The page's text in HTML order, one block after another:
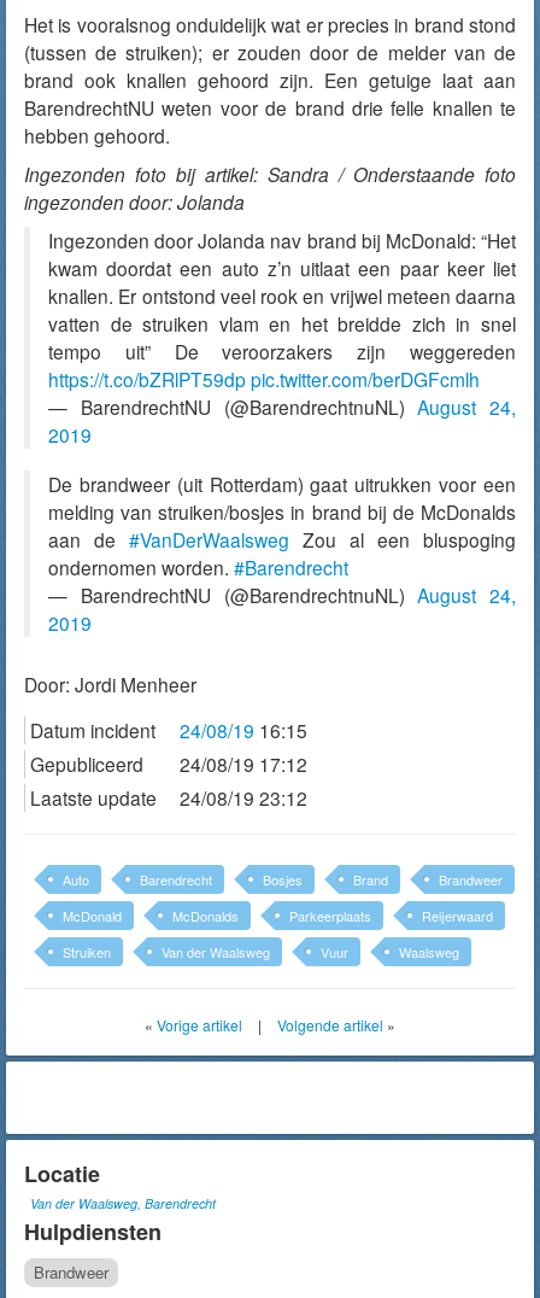
Het is vooralsnog onduidelijk wat er precies in brand stond
(tussen de struiken); er zouden door de melder van de
brand ook knallen gehoord zijn. Een getuige laat aan
BarendrechtNU weten voor de brand drie felle knallen te
hebben gehoord.
Ingezonden foto bij artikel: Sandra / Onderstaande foto
ingezonden door: Jolanda
Ingezonden door Jolanda nav brand bij McDonald: “Het
kwam doordat een auto z’n uitlaat een paar keer liet
knallen. Er ontstond veel rook en vrijwel meteen daarna
vatten de struiken vlam en het breidde zich in snel
tempo uit” De veroorzakers zijn weggereden
https://t.co/bZRlPT59dppic.twitter.com/berDGFcmlh
— BarendrechtNU (@BarendrechtnuNL)August 24,
2019
De brandweer (uit Rotterdam) gaat uitrukken voor een
melding van struiken/bosjes in brand bij de McDonalds
aan de #VanDerWaalsweg Zou al een bluspoging
ondernomen worden. #Barendrecht
— BarendrechtNU (@BarendrechtnuNL)August 24,
2019
Door: Jordi Menheer
Datum incident
24/08/19 16:15
Gepubliceerd
24/08/19 17:12
Laatste update
24/08/19 23:12
Auto Barendrecht Bosjes Brand
Brandweer
McDonald
McDonalds Parkeerplaats
Reijerwaard
Struiken
Van der Waalsweg Vuur Waalsweg
« Vorige artikel | Volgende artikel »
Locatie
Van der Waalsweg, Barendrecht
Hulpdiensten
Brandweer